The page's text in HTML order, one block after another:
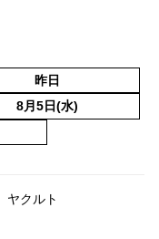
昨日
8月5日(水)
ヤクルト